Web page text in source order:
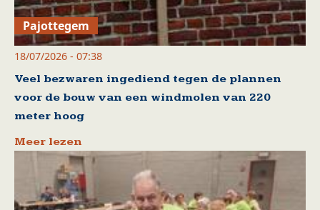
Pajottegem
18/07/2026 - 07:38
Veel bezwaren ingediend tegen de plannen
voor de bouw van een windmolen van 220
meter hoog
Meer lezen